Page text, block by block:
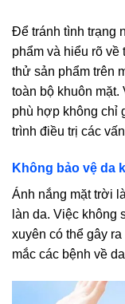
Để tránh tình trạng
phẩm và hiểu rõ về
thử sản phẩm trên
toàn bộ khuôn mặt.
phù hợp không chỉ
trình điều trị các
Không bảo vệ da
Ánh nắng mặt trời
làn da. Việc không
xuyên có thể gây
mắc các bệnh về